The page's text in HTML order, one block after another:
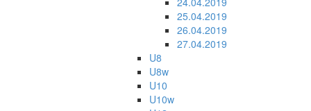
25.04.2019
26.04.2019
27.04.2019
U8
U8w
U10
U10w